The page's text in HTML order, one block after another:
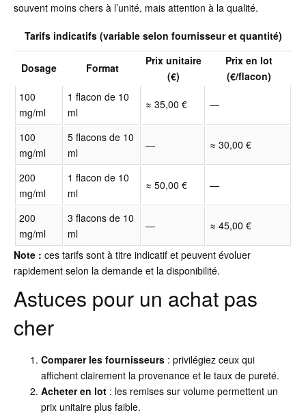
souvent moins chers à l’unité, mais attention à la qualité.
Tarifs indicatifs (variable selon fournisseur et quantité)
Dosage Format
Prix unitaire
(€)
Prix en lot
(€/flacon)
100
mg/ml
1 flacon de 10
ml
≈ 35,00 € —
100
mg/ml
5 flacons de 10
ml
— ≈ 30,00 €
200
mg/ml
1 flacon de 10
ml
≈ 50,00 € —
200
mg/ml
3 flacons de 10
ml
— ≈ 45,00 €
Note : ces tarifs sont à titre indicatif et peuvent évoluer
rapidement selon la demande et la disponibilité.
Astuces pour un achat pas
cher
Comparer les fournisseurs : privilégiez ceux qui
affichent clairement la provenance et le taux de pureté.
Acheter en lot : les remises sur volume permettent un
prix unitaire plus faible.